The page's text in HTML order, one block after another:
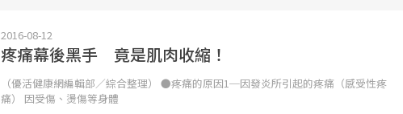
2016-08-12
疼痛幕後黑手 竟是肌肉收縮！
（優活健康網編輯部／綜合整理） ●疼痛的原因1─因發炎所引起的疼痛（感受性疼
痛） 因受傷、燙傷等身體